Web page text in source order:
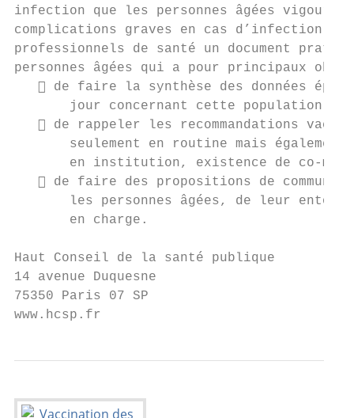
infection que les personnes âgées
complications graves en cas d’infection.
professionnels de santé un document
personnes âgées qui a pour principaux
 de faire la synthèse des données
       jour concernant cette population ;
 de rappeler les recommandations
seulement en routine mais
en institution, existence de co-
 de faire des propositions de
les personnes âgées, de leur
       en charge.
Haut Conseil de la santé publique
14 avenue Duquesne
75350 Paris 07 SP
www.hcsp.fr